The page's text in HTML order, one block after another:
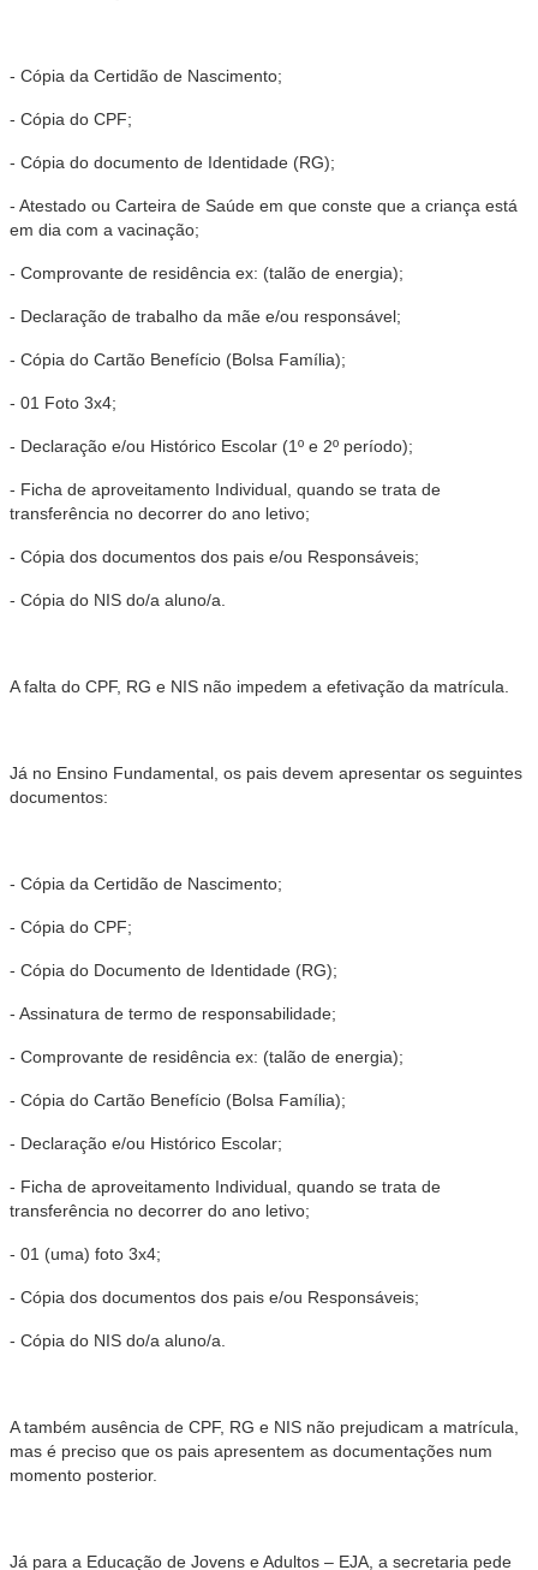
- Cópia da Certidão de Nascimento;
- Cópia do CPF;
- Cópia do documento de Identidade (RG);
- Atestado ou Carteira de Saúde em que conste que a criança está
em dia com a vacinação;
- Comprovante de residência ex: (talão de energia);
- Declaração de trabalho da mãe e/ou responsável;
- Cópia do Cartão Benefício (Bolsa Família);
- 01 Foto 3x4;
- Declaração e/ou Histórico Escolar (1º e 2º período);
- Ficha de aproveitamento Individual, quando se trata de
transferência no decorrer do ano letivo;
- Cópia dos documentos dos pais e/ou Responsáveis;
- Cópia do NIS do/a aluno/a.
A falta do CPF, RG e NIS não impedem a efetivação da matrícula
Já no Ensino Fundamental, os pais devem apresentar os seguintes
documentos:
- Cópia da Certidão de Nascimento;
- Cópia do CPF;
- Cópia do Documento de Identidade (RG);
- Assinatura de termo de responsabilidade;
- Comprovante de residência ex: (talão de energia);
- Cópia do Cartão Benefício (Bolsa Família);
- Declaração e/ou Histórico Escolar;
- Ficha de aproveitamento Individual, quando se trata de
transferência no decorrer do ano letivo;
- 01 (uma) foto 3x4;
- Cópia dos documentos dos pais e/ou Responsáveis;
- Cópia do NIS do/a aluno/a.
A também ausência de CPF, RG e NIS não prejudicam a matrícula
mas é preciso que os pais apresentem as documentações num
momento posterior.
Já para a Educação de Jovens e Adultos – EJA, a secretaria pede